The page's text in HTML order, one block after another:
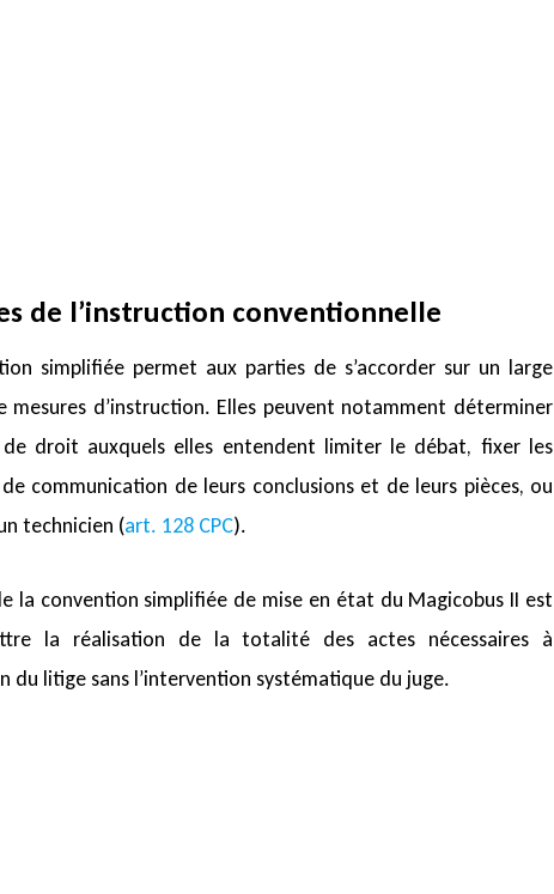
de l’instruction conventionnelle
simplifiée permet aux parties de s’accorder sur un large
mesures d’instruction. Elles peuvent notamment déterminer
droit auxquels elles entendent limiter le débat, fixer les
communication de leurs conclusions et de leurs pièces, ou
technicien (art. 128 CPC).
la convention simplifiée de mise en état du Magicobus II est
la réalisation de la totalité des actes nécessaires à
du litige sans l’intervention systématique du juge.